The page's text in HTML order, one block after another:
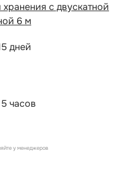
с двускатной
6 м
дней
5 часов
у менеджеров